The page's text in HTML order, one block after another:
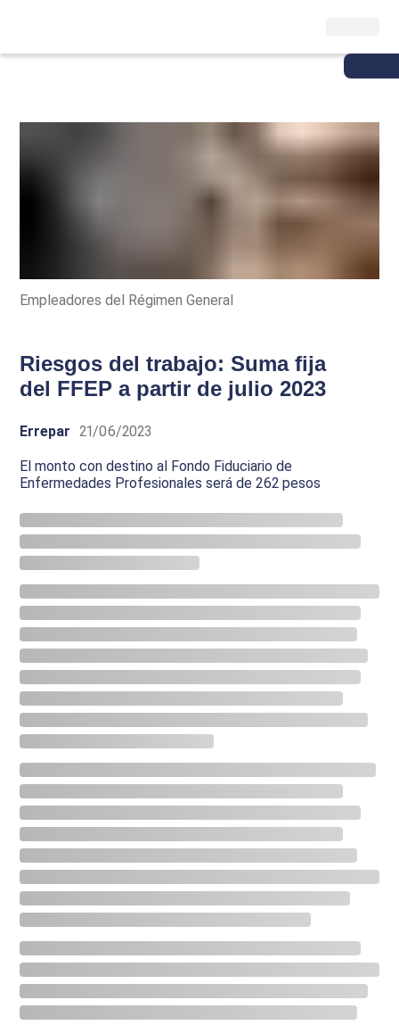
Empleadores del Régimen General
Riesgos del trabajo: Suma fija
del FFEP a partir de julio 2023
Errepar 21/06/2023
El monto con destino al Fondo Fiduciario de
Enfermedades Profesionales será de 262 pesos